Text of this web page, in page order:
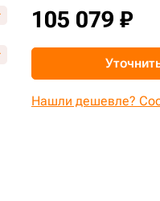
105 079 ₽
Нашли дешевле?